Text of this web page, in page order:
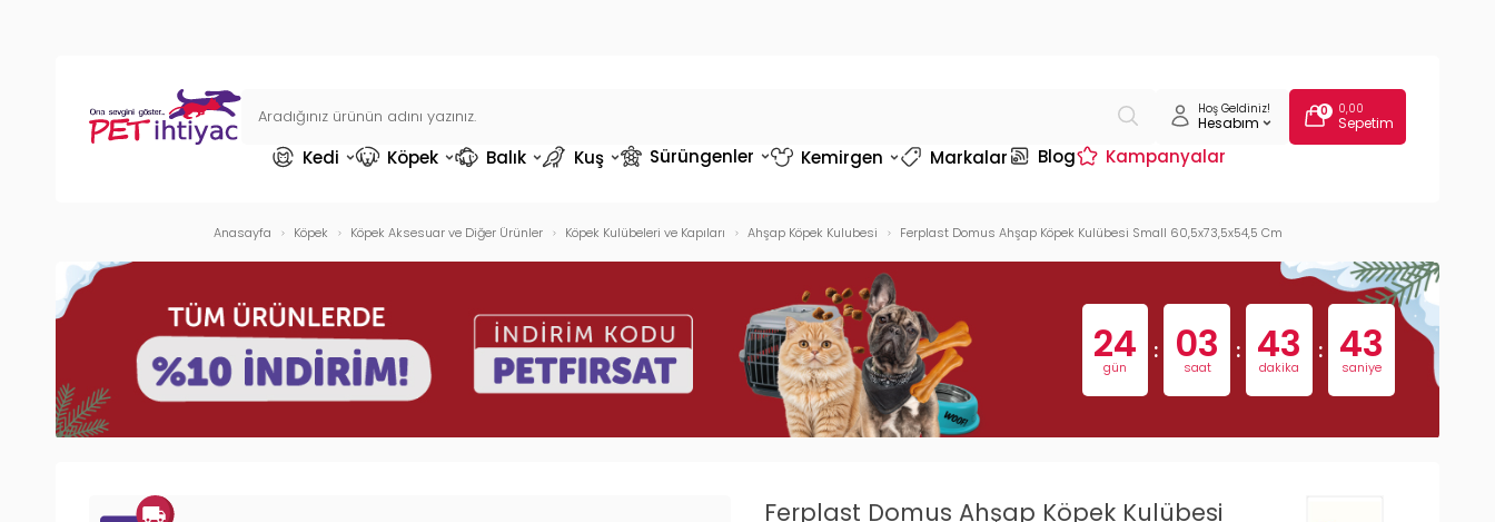
Hoş Geldiniz!
Hesabım
0 0,00
Sepetim
Kedi Köpek Balık Kuş Sürüngenler Kemirgen Markalar Blog Kampanyalar
Anasayfa Köpek Köpek Aksesuar ve Diğer Ürünler Köpek Kulübeleri ve Kapıları Ahşap Köpek Kulubesi Ferplast Domus Ahşap Köpek Kulübesi Small 60,5x73,5x54,5 Cm
24
gün
: 03
saat
: 43
dakika
: 42
saniye
Ferplast Domus Ahşap Köpek Kulübesi